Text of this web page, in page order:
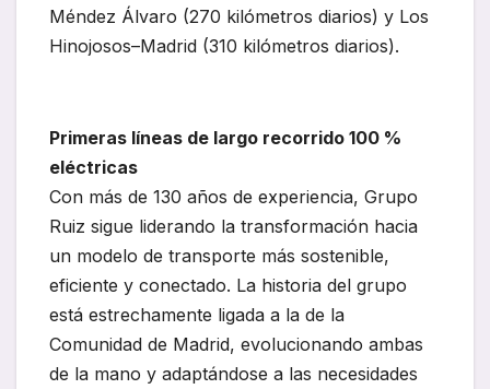
Méndez Álvaro (270 kilómetros diarios) y Los
Hinojosos–Madrid (310 kilómetros diarios).
Primeras líneas de largo recorrido 100 %
eléctricas
Con más de 130 años de experiencia, Grupo
Ruiz sigue liderando la transformación hacia
un modelo de transporte más sostenible,
eficiente y conectado. La historia del grupo
está estrechamente ligada a la de la
Comunidad de Madrid, evolucionando ambas
de la mano y adaptándose a las necesidades